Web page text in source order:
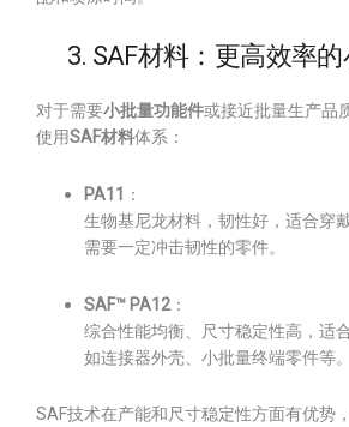
3. SAF材料：更高效率
对于需要小批量功能件或接近批量生产品
使用SAF材料体系：
PA11
：
生物基尼龙材料，韧性好，适合穿
需要一定冲击韧性的零件。
SAF™ PA12：
综合性能均衡、尺寸稳定性高，适
如连接器外壳、小批量终端零件等。
SAF技术在产能和尺寸稳定性方面有优势